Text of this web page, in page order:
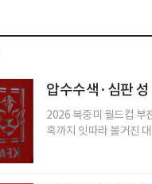
압수수색·심판
2026 북중미 월드컵 부
혹까지 잇따라 불거진